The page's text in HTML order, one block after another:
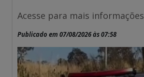
Acesse para mais informações
Publicado em 07/08/2026 às 07:58